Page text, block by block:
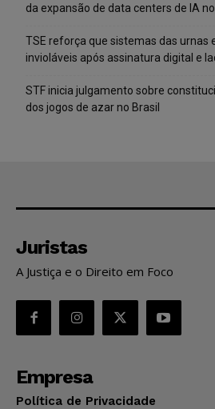
da expansão de data centers de IA
TSE reforça que sistemas das urnas
invioláveis após assinatura digital e
STF inicia julgamento sobre
dos jogos de azar no Brasil
Juristas
A Justiça e o Direito em Foco
Empresa
Política de Privacidade